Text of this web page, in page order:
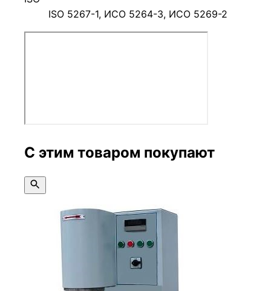
ISO 5267-1, ИСО 5264-3, ИСО 5269-2
С этим товаром покупают